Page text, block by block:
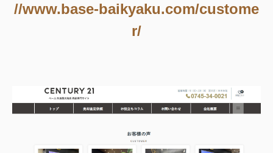
//www.base-baikyaku.com/custome
r/